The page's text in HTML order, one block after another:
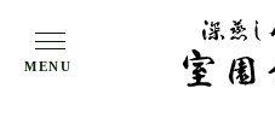
MENU
HOME
ギフト（九州・中国エリ
深蒸し八女茶（峰・誉）カート